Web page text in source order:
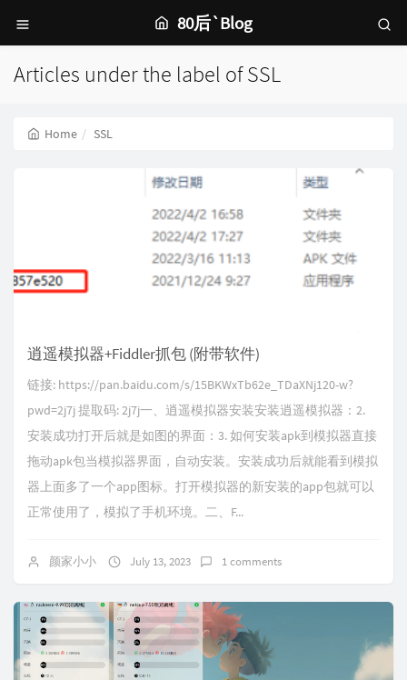
80后`Blog
Articles under the label of SSL
Home SSL
逍遥模拟器+Fiddler抓包 (附带软件)
链接: https://pan.baidu.com/s/15BKWxTb62e_TDaXNj120-w?
pwd=2j7j 提取码: 2j7j一、逍遥模拟器安装安装逍遥模拟器：2.
安装成功打开后就是如图的界面：3. 如何安装apk到模拟器直接
拖动apk包当模拟器界面，自动安装。安装成功后就能看到模拟
器上面多了一个app图标。打开模拟器的新安装的app包就可以
正常使用了，模拟了手机环境。二、F...
颜家小小 July 13, 2023 1 comments